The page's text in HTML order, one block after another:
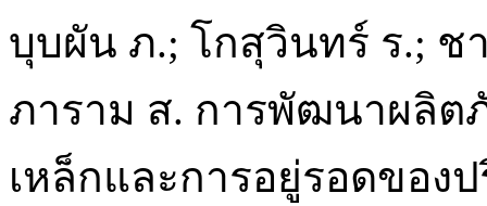
บุบผัน ภ.; โกสุวินทร์ ร.;
ภาราม ส. การพัฒนาผลิ
เหล็กและการอยู่รอดของ